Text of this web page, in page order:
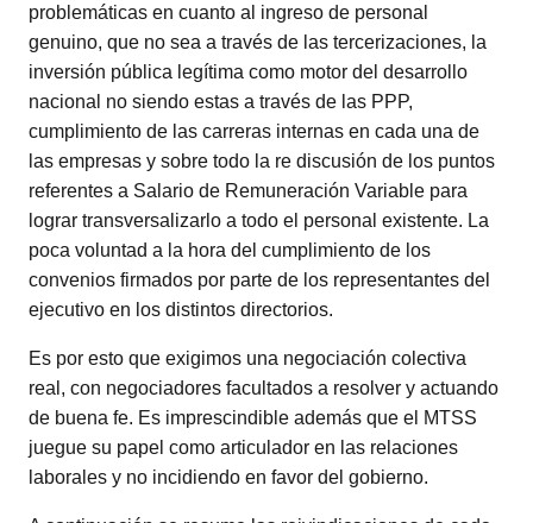
problemáticas en cuanto al ingreso de personal
genuino, que no sea a través de las tercerizaciones, la
inversión pública legítima como motor del desarrollo
nacional no siendo estas a través de las PPP,
cumplimiento de las carreras internas en cada una de
las empresas y sobre todo la re discusión de los puntos
referentes a Salario de Remuneración Variable para
lograr transversalizarlo a todo el personal existente. La
poca voluntad a la hora del cumplimiento de los
convenios firmados por parte de los representantes del
ejecutivo en los distintos directorios.
Es por esto que exigimos una negociación colectiva
real, con negociadores facultados a resolver y actuando
de buena fe. Es imprescindible además que el MTSS
juegue su papel como articulador en las relaciones
laborales y no incidiendo en favor del gobierno.